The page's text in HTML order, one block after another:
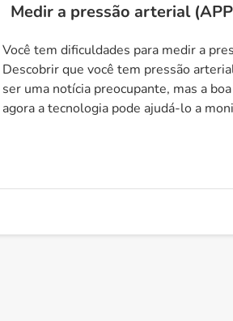
Medir a pressão arterial
Você tem dificuldades para medir a
Descobrir que você tem pressão
ser uma notícia preocupante, mas a
agora a tecnologia pode ajudá-lo a